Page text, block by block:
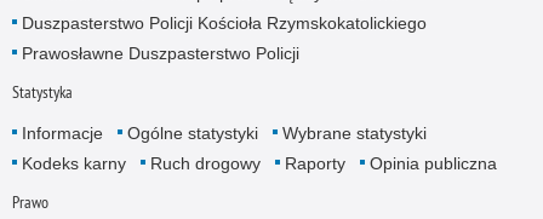
Duszpasterstwo Policji Kościoła Rzymskokatolickiego
Prawosławne Duszpasterstwo Policji
Statystyka
Informacje Ogólne statystyki
Wybrane statystyki
Kodeks karny
Ruch drogowy Raporty Opinia publiczna
Prawo